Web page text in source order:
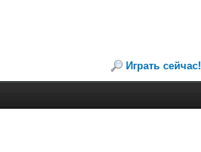
Играть сейчас!